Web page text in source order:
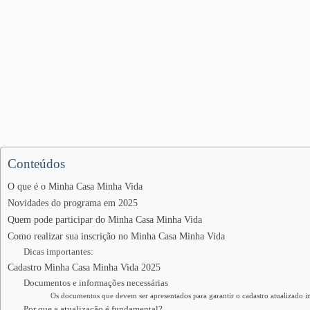
Conteúdos
O que é o Minha Casa Minha Vida
Novidades do programa em 2025
Quem pode participar do Minha Casa Minha Vida
Como realizar sua inscrição no Minha Casa Minha Vida
Dicas importantes:
Cadastro Minha Casa Minha Vida 2025
Documentos e informações necessárias
Os documentos que devem ser apresentados para garantir o cadastro atualizado